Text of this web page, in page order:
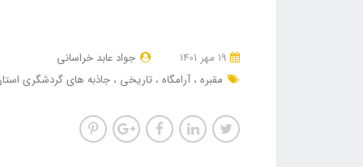
جواد عابد خراسانی
مقبره آرامگاه تاریخی جاذبه های گردشگری